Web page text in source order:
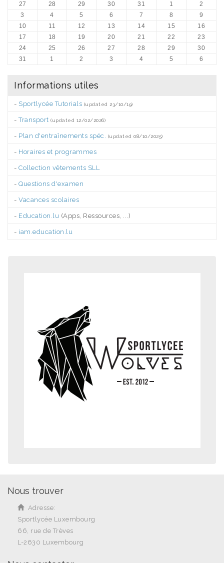
27 28 29 30 31 1
2
3
4 5 6 7 8
9
10
11 12 13 14 15
16
17
18 19 20 21 22
23
24
25 26 27 28 29
30
31
1 2 3 4 5 6
Informations utiles
- Sportlycée Tutorials (updated 23/10/19)
-Transport (updated 12/02/2026)
- Plan d'entraînements spéc. (updated 08/10/2025)
- Horaires et programmes
- Collection vêtements SLL
- Questions d'examen
- Vacances scolaires
- Education.lu (Apps, Ressources, ...)
- iam.education.lu
Nous trouver
Adresse:
Sportlycée Luxembourg
66, rue de Trèves
L-2630 Luxembourg